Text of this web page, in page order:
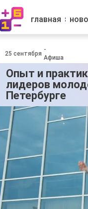
главная
25 сентября
-
Афиша
Опыт и
лидеров
Петербурге